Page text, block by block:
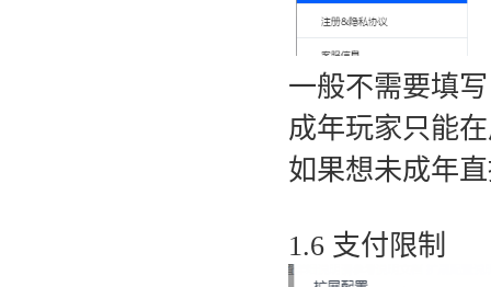
一般不需要填
成年玩家只能
如果想未成年
1.6 支付限制